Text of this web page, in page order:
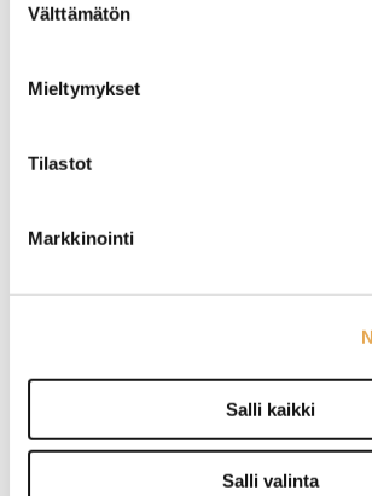
valinta
Välttämätön
Mieltymykset
Tilastot
Markkinointi
Salli kaikki
Salli valinta
Useita kokoja
on saanut